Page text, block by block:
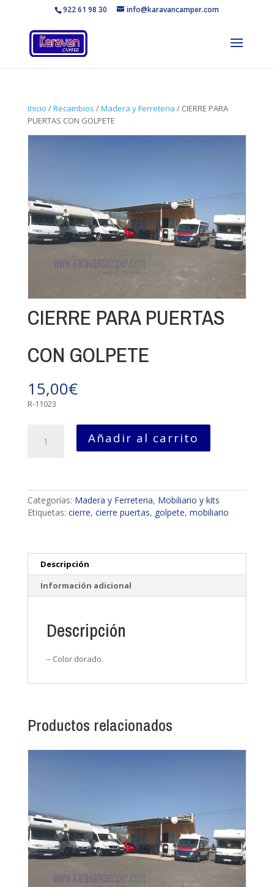
922 61 98 30 info@karavancamper.com
Inicio /Recambios /Madera y Ferreteria / CIERRE PARA
PUERTAS CON GOLPETE
CIERRE PARA PUERTAS
CON GOLPETE
15,00€
R-11023
PARA
cantidad
Añadir al carrito
Categorías: Madera y Ferreteria, Mobiliario y kits
Etiquetas: cierre, cierre puertas, golpete, mobiliario
Descripción
Información adicional
Descripción
– Color dorado.
Productos relacionados